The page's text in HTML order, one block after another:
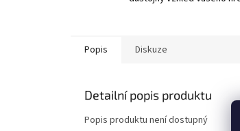
Popis Diskuze
Detailní popis produktu
Popis produktu není dostupný